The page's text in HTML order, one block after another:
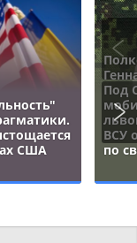
США
Под
ВСУ
по